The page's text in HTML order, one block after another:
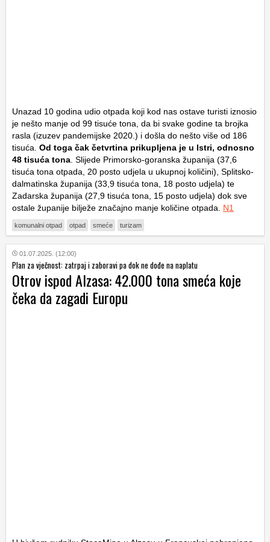
Unazad 10 godina udio otpada koji kod nas ostave turisti iznosio
je nešto manje od 99 tisuće tona, da bi svake godine ta brojka
rasla (izuzev pandemijske 2020.) i došla do nešto više od 186
tisuća. Od toga čak četvrtina prikupljena je u Istri, odnosno
48 tisuća tona . Slijede Primorsko-goranska županija (37,6
tisuća tona otpada, 20 posto udjela u ukupnoj količini), Splitsko-
dalmatinska županija (33,9 tisuća tona, 18 posto udjela) te
Zadarska županija (27,9 tisuća tona, 15 posto udjela) dok sve
ostale županije bilježe značajno manje količine otpada. N1
komunalni otpad otpad smeće turizam
01.07.2025. (12:00)
Plan za vječnost: zatrpaj i zaboravi pa dok ne dođe na naplatu
Otrov ispod Alzasa: 42.000 tona smeća koje
čeka da zagadi Europu